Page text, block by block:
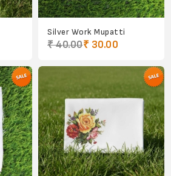
Silver Work Mupatti
₹ 40.00₹ 30.00